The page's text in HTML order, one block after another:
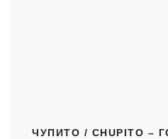
ЧУПИТО / CHUPITO –